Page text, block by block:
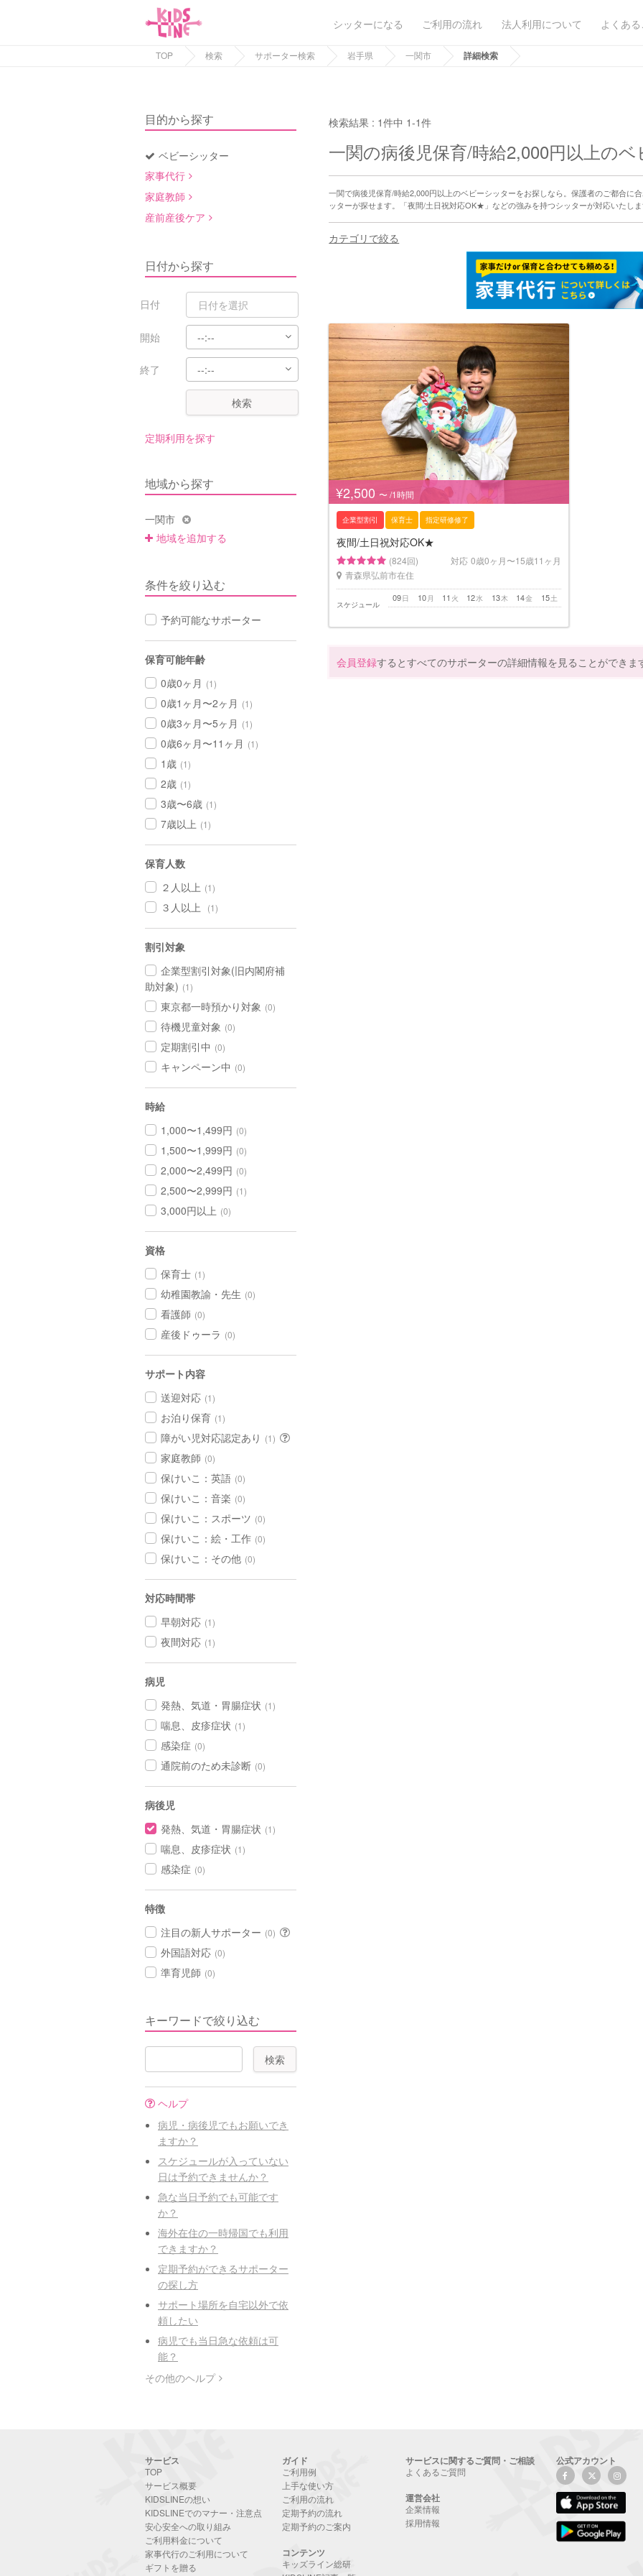
シッターになる ご利用の流れ 法人利用について よくあ
TOP 検索 サポーター検索 岩手県 一関市 詳細検索
目的から探す
ベビーシッター
家事代行
家庭教師
産前産後ケア
日付から探す
日付
開始
終了
検索
定期利用を探す
地域から探す
一関市
地域を追加する
条件を絞り込む
予約可能なサポーター
保育可能年齢
0歳0ヶ月 (1)
0歳1ヶ月〜2ヶ月 (1)
0歳3ヶ月〜5ヶ月 (1)
0歳6ヶ月〜11ヶ月 (1)
1歳 (1)
2歳 (1)
3歳〜6歳 (1)
7歳以上 (1)
保育人数
２人以上 (1)
３人以上 (1)
割引対象
企業型割引対象(旧内閣府補
助対象) (1)
東京都一時預かり対象 (0)
待機児童対象 (0)
定期割引中 (0)
キャンペーン中 (0)
時給
1,000〜1,499円 (0)
1,500〜1,999円 (0)
2,000〜2,499円 (0)
2,500〜2,999円 (1)
3,000円以上 (0)
資格
保育士 (1)
幼稚園教諭・先生 (0)
看護師 (0)
産後ドゥーラ (0)
サポート内容
送迎対応 (1)
お泊り保育 (1)
障がい児対応認定あり (1)
家庭教師 (0)
保けいこ：英語 (0)
保けいこ：音楽 (0)
保けいこ：スポーツ (0)
保けいこ：絵・工作 (0)
保けいこ：その他 (0)
対応時間帯
早朝対応 (1)
夜間対応 (1)
病児
発熱、気道・胃腸症状 (1)
喘息、皮疹症状 (1)
感染症 (0)
通院前のため未診断 (0)
病後児
発熱、気道・胃腸症状 (1)
喘息、皮疹症状 (1)
感染症 (0)
特徴
注目の新人サポーター (0)
外国語対応 (0)
準育児師 (0)
キーワードで絞り込む
ヘルプ
病児・病後児でもお願いでき
ますか？
スケジュールが入っていない
日は予約できませんか？
急な当日予約でも可能です
か？
海外在住の一時帰国でも利用
できますか？
定期予約ができるサポーター
の探し方
サポート場所を自宅以外で依
頼したい
病児でも当日急な依頼は可
能？
その他のヘルプ
検索結果 : 1件中 1-1件
一関の病後児保育/時給2,000円以上の
一関で病後児保育/時給2,000円以上のベビーシッターをお探しなら。保護者のご都合に
ッターが探せます。「夜間/土日祝対応OK★」などの強みを持つシッターが対応いたし
カテゴリで絞る
¥2,500 〜 /1時間
企業型割引 保育士 指定研修修了
夜間/土日祝対応OK★
(824回) 対応 0歳0ヶ月〜15歳11ヶ月
青森県弘前市在住
スケジュール
日
09 月
10 火
11 水
12 木
13 金
14 土
15
会員登録するとすべてのサポーターの詳細情報を見ることができま
サービス
TOP
サービス概要
KIDSLINEの想い
KIDSLINEでのマナー・注意点
安心安全への取り組み
ご利用料金について
家事代行のご利用について
ギフトを贈る
ガイド
ご利用例
上手な使い方
ご利用の流れ
定期予約の流れ
定期予約のご案内
コンテンツ
キッズライン総研
サービスに関するご質問・ご相談
よくあるご質問
運営会社
企業情報
採用情報
公式アカウント